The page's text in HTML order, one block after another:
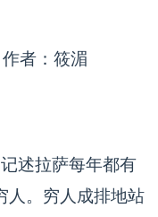
作者：筱湄
述拉萨每年都有
人。穷人成排地站